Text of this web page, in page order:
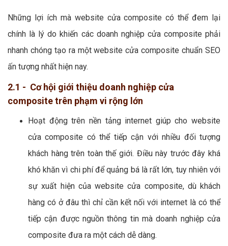
Những lợi ích mà website cửa composite có thể đem lại
chính là lý do khiến các doanh nghiệp cửa composite phải
nhanh chóng tạo ra một website cửa composite chuẩn SEO
ấn tượng nhất hiện nay.
2.1 - Cơ hội giới thiệu doanh nghiệp cửa
composite trên phạm vi rộng lớn
Hoạt động trên nền tảng internet giúp cho website
cửa composite có thể tiếp cận với nhiều đối tượng
khách hàng trên toàn thế giới. Điều này trước đây khá
khó khăn vì chi phí để quảng bá là rất lớn, tuy nhiên với
sự xuất hiện của website cửa composite, dù khách
hàng có ở đâu thì chỉ cần kết nối với internet là có thể
tiếp cận được nguồn thông tin mà doanh nghiệp cửa
composite đưa ra một cách dễ dàng.